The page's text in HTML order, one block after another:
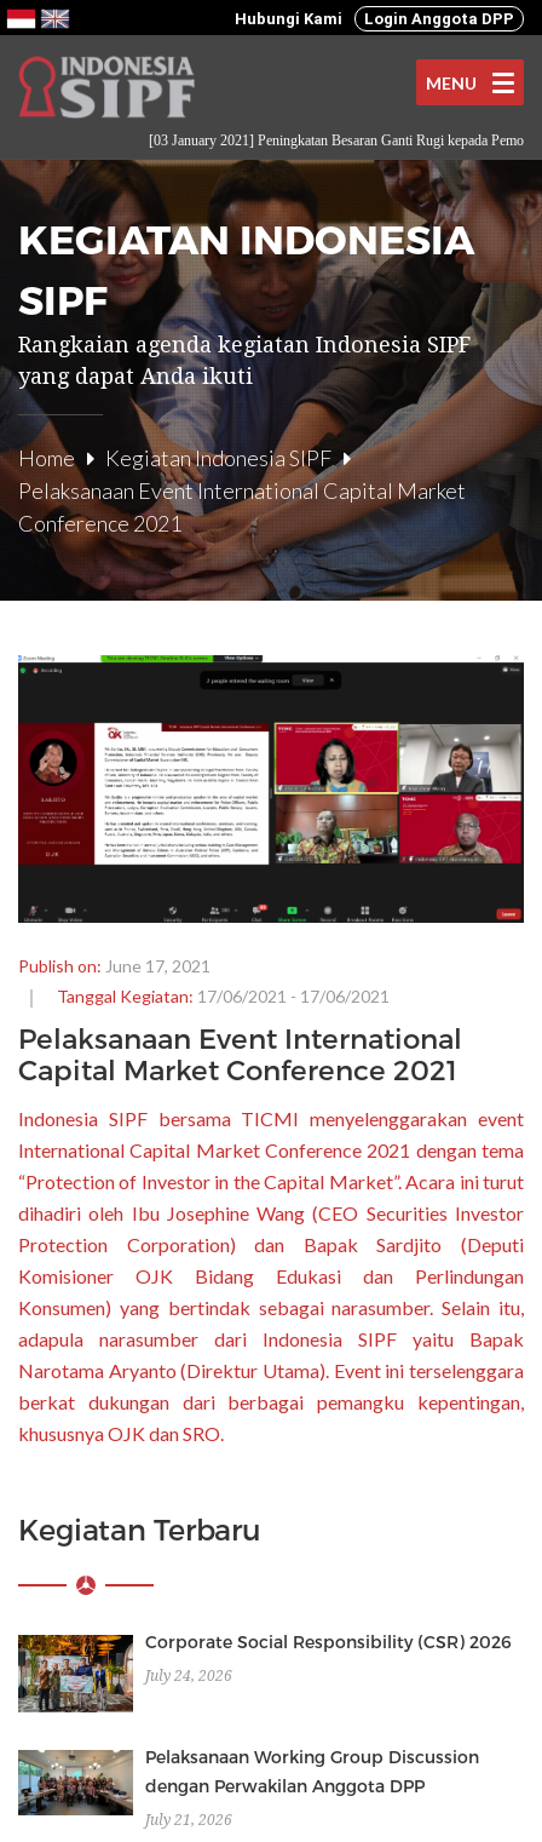
Hubungi Kami Login Anggota DPP
MENU
[03 January 2021] Peningkatan Besaran Ganti Rugi kepada Pemodal...
KEGIATAN INDONESIA
SIPF
Rangkaian agenda kegiatan Indonesia SIPF
yang dapat Anda ikuti
Home
Kegiatan Indonesia SIPF
Pelaksanaan Event International Capital Market
Conference 2021
Publish on: June 17, 2021
Tanggal Kegiatan: 17/06/2021 - 17/06/2021
Pelaksanaan Event International
Capital Market Conference 2021
Indonesia SIPF bersama TICMI menyelenggarakan event
International Capital Market Conference 2021 dengan tema
“Protection of Investor in the Capital Market”. Acara ini turut
dihadiri oleh Ibu Josephine Wang (CEO Securities Investor
Protection Corporation) dan Bapak Sardjito (Deputi
Komisioner OJK Bidang Edukasi dan Perlindungan
Konsumen) yang bertindak sebagai narasumber. Selain itu,
adapula narasumber dari Indonesia SIPF yaitu Bapak
Narotama Aryanto (Direktur Utama). Event ini terselenggara
berkat dukungan dari berbagai pemangku kepentingan,
khususnya OJK dan SRO.
Kegiatan Terbaru
Corporate Social Responsibility (CSR) 2026
July 24, 2026
Pelaksanaan Working Group Discussion
dengan Perwakilan Anggota DPP
July 21, 2026